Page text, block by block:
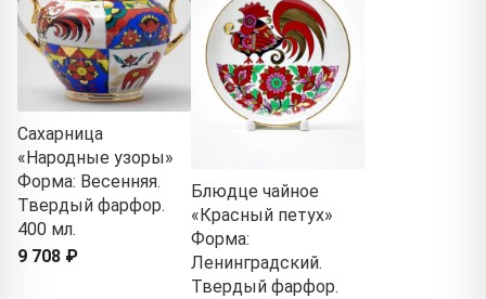
Сахарница
«Народные узоры»
Форма: Весенняя.
Твердый фарфор.
400 мл.
9 708 ₽
Блюдце чайное
«Красный петух»
Форма:
Ленинградский.
Твердый фарфор.